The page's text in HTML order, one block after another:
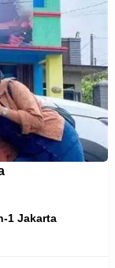
1 Jakarta